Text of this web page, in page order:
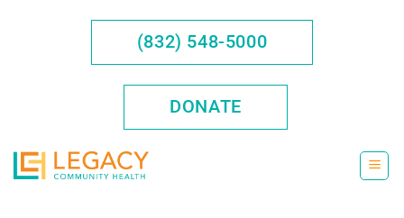
(832) 548-5000
DONATE